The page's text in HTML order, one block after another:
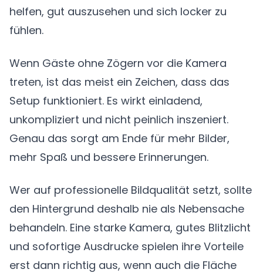
helfen, gut auszusehen und sich locker zu
fühlen.
Wenn Gäste ohne Zögern vor die Kamera
treten, ist das meist ein Zeichen, dass das
Setup funktioniert. Es wirkt einladend,
unkompliziert und nicht peinlich inszeniert.
Genau das sorgt am Ende für mehr Bilder,
mehr Spaß und bessere Erinnerungen.
Wer auf professionelle Bildqualität setzt, sollte
den Hintergrund deshalb nie als Nebensache
behandeln. Eine starke Kamera, gutes Blitzlicht
und sofortige Ausdrucke spielen ihre Vorteile
erst dann richtig aus, wenn auch die Fläche